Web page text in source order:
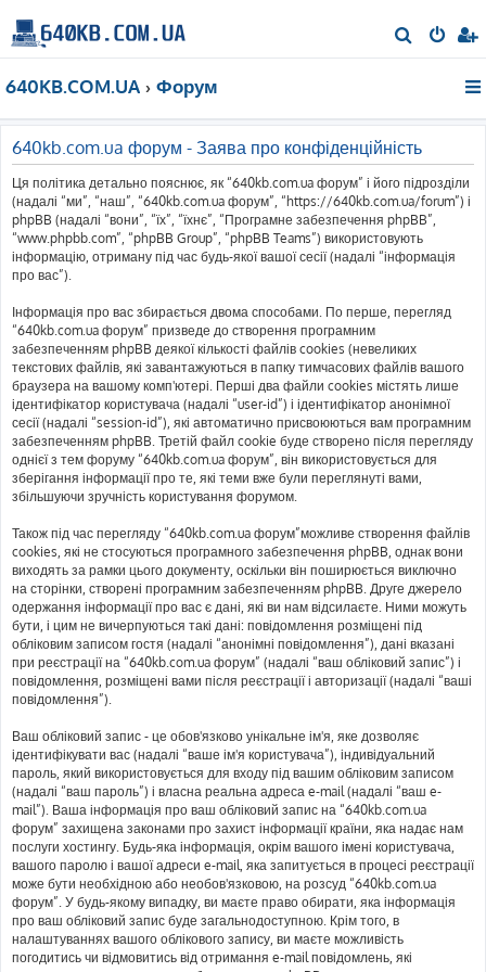
о
640KB.COM.UA Форум
640kb.com.ua форум - Заява про конфіденційність
Ця політика детально пояснює, як “640kb.com.ua форум” і його підрозділи
(надалі “ми”, “наш”, “640kb.com.ua форум”, “https://640kb.com.ua/forum”) і
phpBB (надалі “вони”, “їх”, “їхнє”, “Програмне забезпечення phpBB”,
“www.phpbb.com”, “phpBB Group”, “phpBB Teams”) використовують
інформацію, отриману під час будь-якої вашої сесії (надалі “інформація
про вас”).
Інформація про вас збирається двома способами. По перше, перегляд
“640kb.com.ua форум” призведе до створення програмним
забезпеченням phpBB деякої кількості файлів cookies (невеликих
текстових файлів, які завантажуються в папку тимчасових файлів вашого
браузера на вашому комп'ютері. Перші два файли cookies містять лише
ідентифікатор користувача (надалі “user-id”) і ідентифікатор анонімної
сесії (надалі “session-id”), які автоматично присвоюються вам програмним
забезпеченням phpBB. Третій файл cookie буде створено після перегляду
однієї з тем форуму “640kb.com.ua форум”, він використовується для
зберігання інформації про те, які теми вже були переглянуті вами,
збільшуючи зручність користування форумом.
Також під час перегляду “640kb.com.ua форум”можливе створення файлів
cookies, які не стосуються програмного забезпечення phpBB, однак вони
виходять за рамки цього документу, оскільки він поширюється виключно
на сторінки, створені програмним забезпеченням phpBB. Друге джерело
одержання інформації про вас є дані, які ви нам відсилаєте. Ними можуть
бути, і цим не вичерпуються такі дані: повідомлення розміщені під
обліковим записом гостя (надалі “анонімні повідомлення”), дані вказані
при реєстрації на “640kb.com.ua форум” (надалі “ваш обліковий запис”) і
повідомлення, розміщені вами після реєстрації і авторизації (надалі “ваші
повідомлення”).
Ваш обліковий запис - це обов'язково унікальне ім'я, яке дозволяє
ідентифікувати вас (надалі “ваше ім'я користувача”), індивідуальний
пароль, який використовується для входу під вашим обліковим записом
(надалі “ваш пароль”) і власна реальна адреса e-mail (надалі “ваш e-
mail”). Ваша інформація про ваш обліковий запис на “640kb.com.ua
форум” захищена законами про захист інформації країни, яка надає нам
послуги хостингу. Будь-яка інформація, окрім вашого імені користувача,
вашого паролю і вашої адреси e-mail, яка запитується в процесі реєстрації
може бути необхідною або необов'язковою, на розсуд “640kb.com.ua
форум”. У будь-якому випадку, ви маєте право обирати, яка інформація
про ваш обліковий запис буде загальнодоступною. Крім того, в
налаштуваннях вашого облікового запису, ви маєте можливість
погодитись чи відмовитись від отримання e-mail повідомлень, які